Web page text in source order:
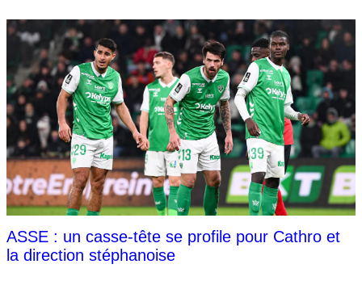
ASSE : un casse-tête se profile pour Cathro et
la direction stéphanoise